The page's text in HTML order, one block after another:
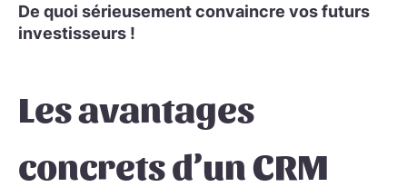
De quoi sérieusement convaincre vos futurs
investisseurs !
Les avantages
concrets d’un CRM